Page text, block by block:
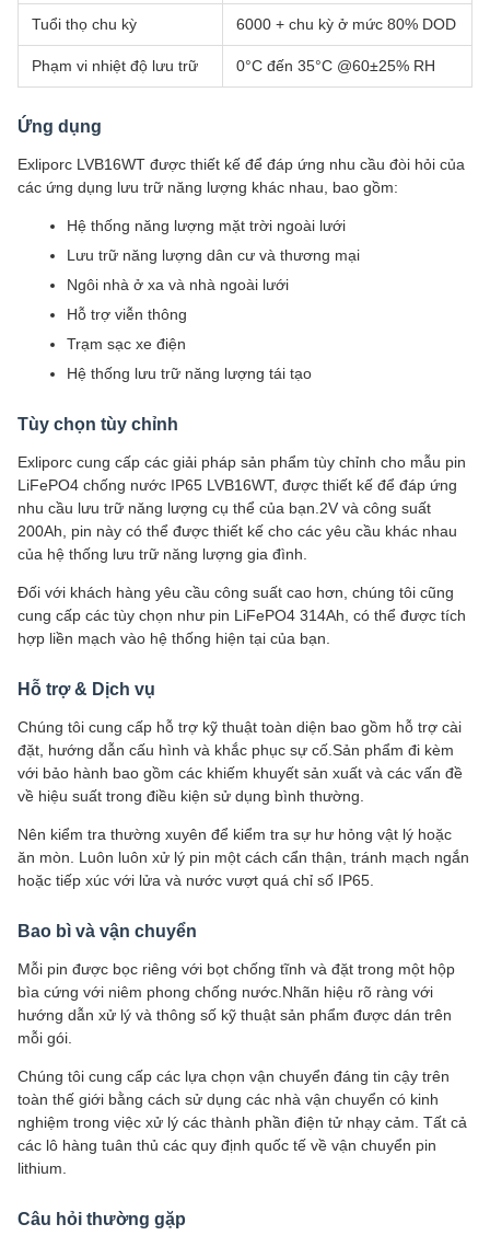
Tuổi thọ chu kỳ 6000 + chu kỳ ở mức 80% DOD
Phạm vi nhiệt độ lưu trữ 0°C đến 35°C @60±25% RH
Ứng dụng
Exliporc LVB16WT được thiết kế để đáp ứng nhu cầu đòi hỏi của
các ứng dụng lưu trữ năng lượng khác nhau, bao gồm:
Hệ thống năng lượng mặt trời ngoài lưới
Lưu trữ năng lượng dân cư và thương mại
Ngôi nhà ở xa và nhà ngoài lưới
Hỗ trợ viễn thông
Trạm sạc xe điện
Hệ thống lưu trữ năng lượng tái tạo
Tùy chọn tùy chỉnh
Exliporc cung cấp các giải pháp sản phẩm tùy chỉnh cho mẫu pin
LiFePO4 chống nước IP65 LVB16WT, được thiết kế để đáp ứng
nhu cầu lưu trữ năng lượng cụ thể của bạn.2V và công suất
200Ah, pin này có thể được thiết kế cho các yêu cầu khác nhau
của hệ thống lưu trữ năng lượng gia đình.
Đối với khách hàng yêu cầu công suất cao hơn, chúng tôi cũng
cung cấp các tùy chọn như pin LiFePO4 314Ah, có thể được tích
hợp liền mạch vào hệ thống hiện tại của bạn.
Hỗ trợ & Dịch vụ
Chúng tôi cung cấp hỗ trợ kỹ thuật toàn diện bao gồm hỗ trợ cài
đặt, hướng dẫn cấu hình và khắc phục sự cố.Sản phẩm đi kèm
với bảo hành bao gồm các khiếm khuyết sản xuất và các vấn đề
về hiệu suất trong điều kiện sử dụng bình thường.
Nên kiểm tra thường xuyên để kiểm tra sự hư hỏng vật lý hoặc
ăn mòn. Luôn luôn xử lý pin một cách cẩn thận, tránh mạch ngắn
hoặc tiếp xúc với lửa và nước vượt quá chỉ số IP65.
Bao bì và vận chuyển
Mỗi pin được bọc riêng với bọt chống tĩnh và đặt trong một hộp
bìa cứng với niêm phong chống nước.Nhãn hiệu rõ ràng với
hướng dẫn xử lý và thông số kỹ thuật sản phẩm được dán trên
mỗi gói.
Chúng tôi cung cấp các lựa chọn vận chuyển đáng tin cậy trên
toàn thế giới bằng cách sử dụng các nhà vận chuyển có kinh
nghiệm trong việc xử lý các thành phần điện tử nhạy cảm. Tất cả
các lô hàng tuân thủ các quy định quốc tế về vận chuyển pin
lithium.
Câu hỏi thường gặp